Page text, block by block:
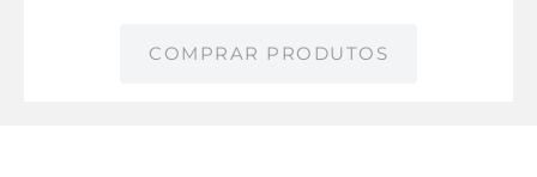
COMPRAR PRODUTOS